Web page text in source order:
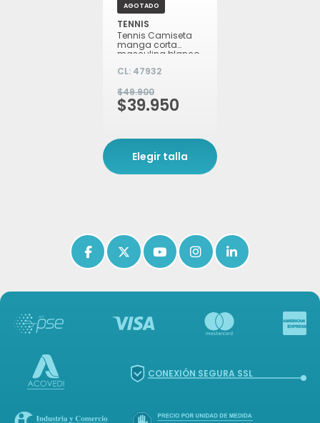
AGOTADO
TENNIS
Tennis Camiseta
manga corta
masculina blanco
CL: 47932
$49.900
$39.950
Elegir talla
Icon of facebook-f
Icon of x-twitter
Icon of youtube
Icon of instagram
Icon of
CONEXIÓN SEGURA SSL